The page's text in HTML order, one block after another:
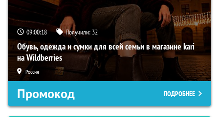
09:00:17 Получили: 32
Обувь, одежда и сумки для всей семьи в магазине kari
на Wildberries
Россия
Промокод ПОДРОБНЕЕ